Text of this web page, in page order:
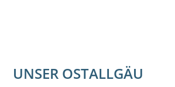
UNSER OSTALLGÄU